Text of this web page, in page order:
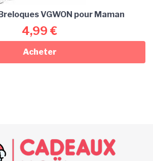
VGWON pour Maman
4,99 €
Acheter